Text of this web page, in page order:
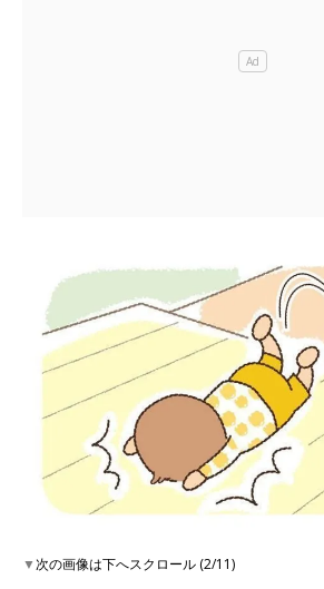
▼次の画像は下へスクロール (2/11)